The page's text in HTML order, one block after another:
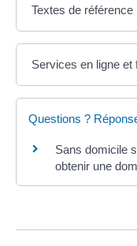
Textes de référence
Services en ligne et
Questions ?
Sans domicile
obtenir une